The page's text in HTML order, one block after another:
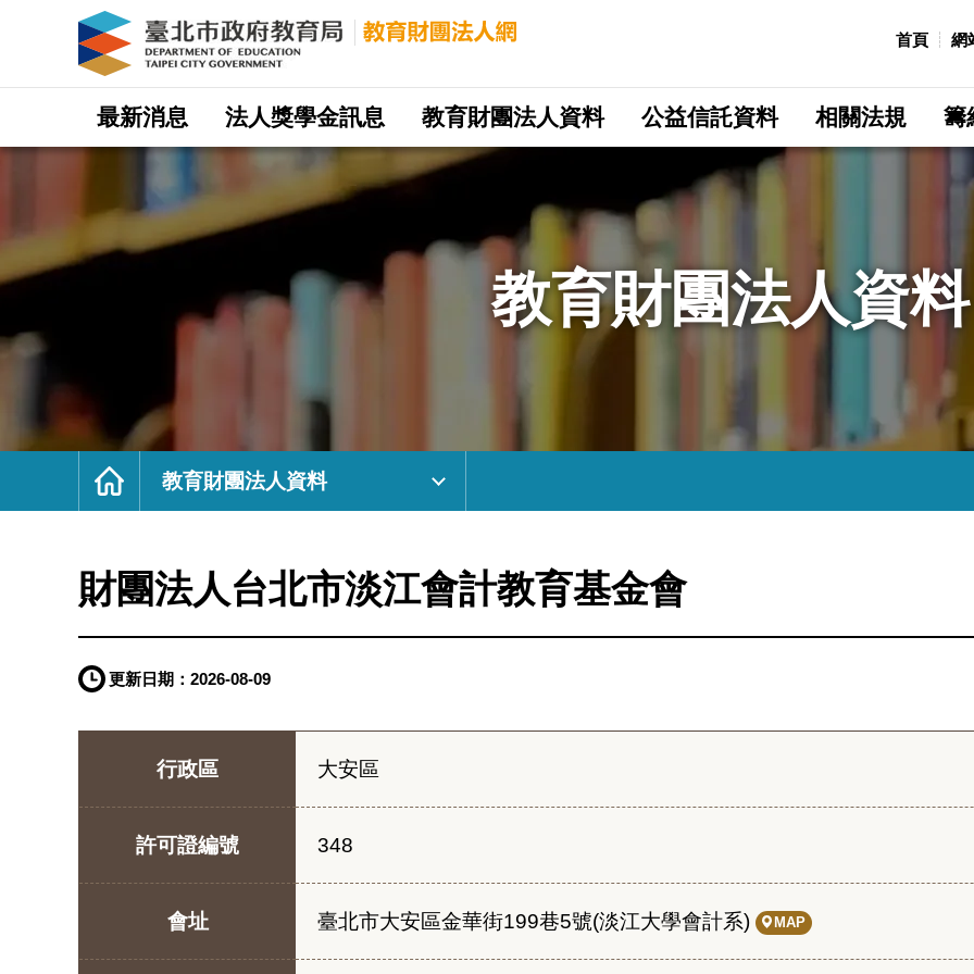
江
基
教
育
網
首頁 網
網
最新消息 法人獎學金訊息 教育財團法人資料 公益信託資料 相關法規 籌
教育財團法人資料
首
教育財團法人資料
財團法人台北市淡江會計教育基金會
更新日期： 2026-08-09
行政區 大安區
許可證編號 348
會址 臺北市大安區金華街199巷5號(淡江大學會計系) MAP